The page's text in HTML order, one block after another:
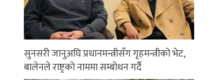
सुनसरी जानुअघि प्रधानमन्त्रीसँग गृहमन्त्रीको भेट,
बालेनले राष्ट्रको नाममा सम्बोधन गर्दै